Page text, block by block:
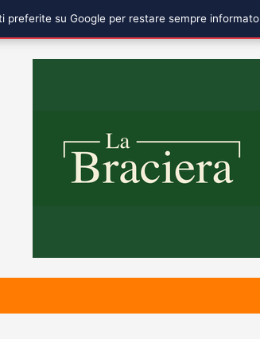
preferite su Google per restare sempre informato